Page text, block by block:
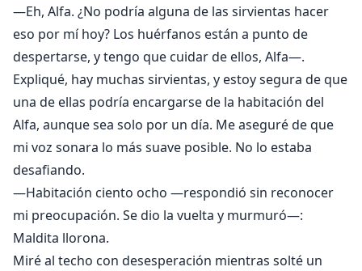
—Eh, Alfa. ¿No podría alguna de las sirvientas hacer
eso por mí hoy? Los huérfanos están a punto de
despertarse, y tengo que cuidar de ellos, Alfa—.
Expliqué, hay muchas sirvientas, y estoy segura de que
una de ellas podría encargarse de la habitación del
Alfa, aunque sea solo por un día. Me aseguré de que
mi voz sonara lo más suave posible. No lo estaba
desafiando.
—Habitación ciento ocho —respondió sin reconocer
mi preocupación. Se dio la vuelta y murmuró—:
Maldita llorona.
Miré al techo con desesperación mientras solté un